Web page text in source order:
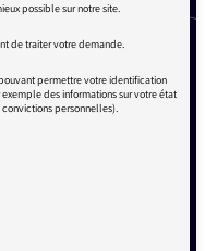
possible sur notre site.
de traiter votre demande.
permettre votre identification
des informations sur votre état
personnelles).